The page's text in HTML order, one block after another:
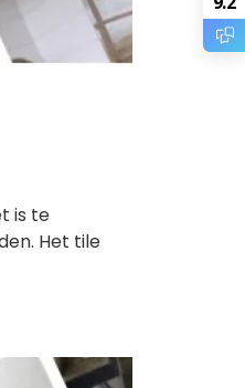
is te
Het tile